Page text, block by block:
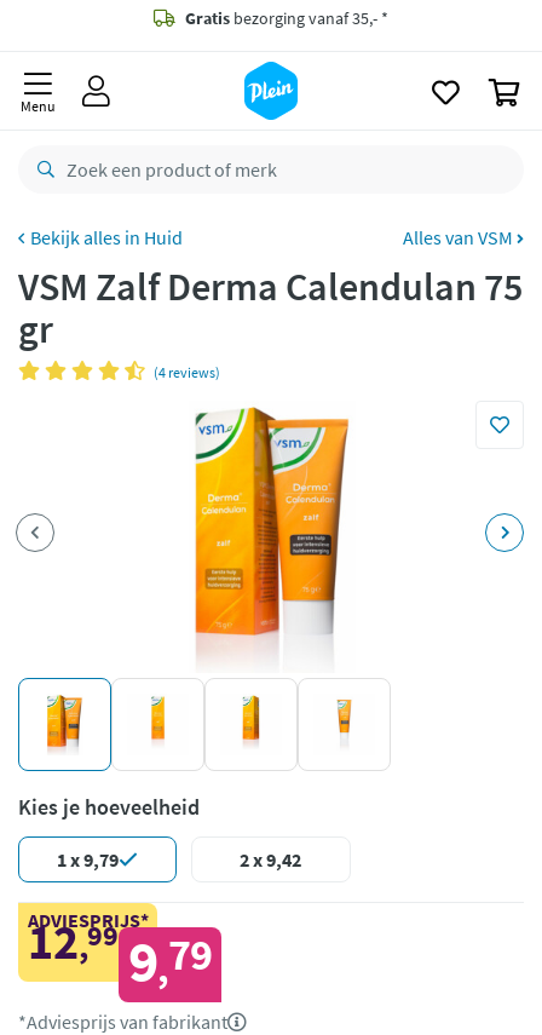
Gratis bezorging vanaf 35,- *
besteld,maandag
retourneren
Betaal met Klarna
Menu
Huid Alles van VSM
VSM Zalf Derma Calendulan 75
gr
(4 reviews)
Kies je hoeveelheid
1 x 9,79 2 x 9,42
ADVIESPRIJS*
12,99 9,79
*Adviesprijs van fabrikant